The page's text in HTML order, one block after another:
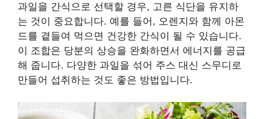
과일을 간식으로 선택할 경우, 고른 식단을 유지하
는 것이 중요합니다. 예를 들어, 오렌지와 함께 아몬
드를 곁들여 먹으면 건강한 간식이 될 수 있습니다.
이 조합은 당분의 상승을 완화하면서 에너지를 공급
해 줍니다. 다양한 과일을 섞어 주스 대신 스무디로
만들어 섭취하는 것도 좋은 방법입니다.